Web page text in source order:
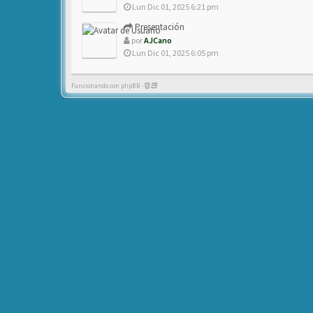
Lun Dic 01, 2025 6:21 pm
Presentación
porAJCano
Lun Dic 01, 2025 6:05 pm
Funcionando con phpBB -